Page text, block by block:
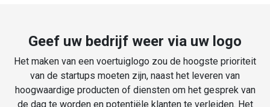
Geef uw bedrijf weer via uw logo
Het maken van een voertuiglogo zou de hoogste prioriteit
van de startups moeten zijn, naast het leveren van
hoogwaardige producten of diensten om het gesprek van
de dag te worden en potentiële klanten te verleiden. Het